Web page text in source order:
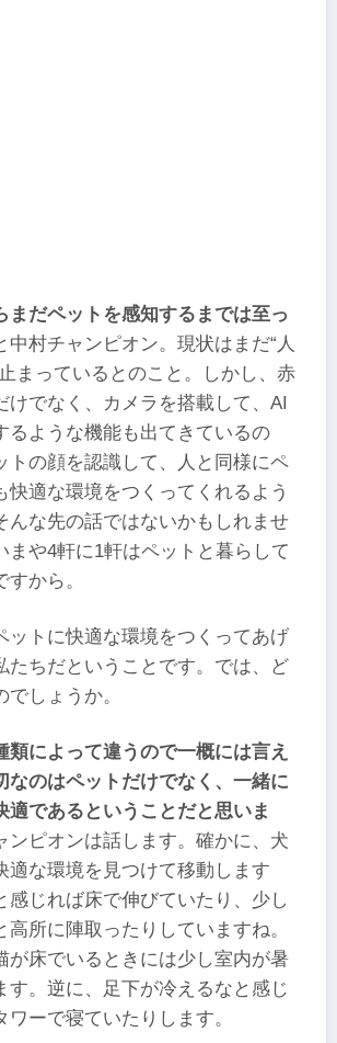
まだペットを感知するまでは至っ
中村チャンピオン。現状はまだ“人
まっているとのこと。しかし、赤
けでなく、カメラを搭載して、AI
るような機能も出てきているの
トの顔を認識して、人と同様にペ
快適な環境をつくってくれるよう
んな先の話ではないかもしれませ
まや4軒に1軒はペットと暮らして
から。
ットに快適な環境をつくってあげ
たちだということです。では、ど
でしょうか。
類によって違うので一概には言え
なのはペットだけでなく、一緒に
適であるということだと思いま
ンピオンは話します。確かに、犬
適な環境を見つけて移動します
感じれば床で伸びていたり、少し
高所に陣取ったりしていますね。
が床でいるときには少し室内が暑
す。逆に、足下が冷えるなと感じ
ワーで寝ていたりします。